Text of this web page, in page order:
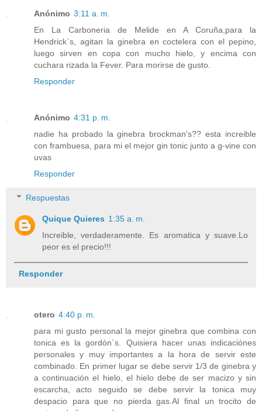
Anónimo 3:11 a. m.
En La Carboneria de Melide en A Coruña,para la
Hendrick`s, agitan la ginebra en coctelera con el pepino,
luego sirven en copa con mucho hielo, y encima con
cuchara rizada la Fever. Para morirse de gusto.
Responder
Anónimo 4:31 p. m.
nadie ha probado la ginebra brockman's?? esta increible
con frambuesa, para mi el mejor gin tonic junto a g-vine con
uvas
Responder
Respuestas
Quique Quieres 1:35 a. m.
Increible, verdaderamente. Es aromatica y suave.Lo
peor es el precio!!!
Responder
otero 4:40 p. m.
para mi gusto personal la mejor ginebra que combina con
tonica es la gordòn`s. Quisiera hacer unas indicaciónes
personales y muy importantes a la hora de servir este
combinado. En primer lugar se debe servir 1/3 de ginebra y
a continuación el hielo, el hielo debe de ser macizo y sin
escarcha, acto seguido se debe servir la tonica muy
despacio para que no pierda gas.Al final un trocito de